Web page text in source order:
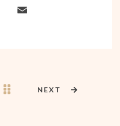
NEXT